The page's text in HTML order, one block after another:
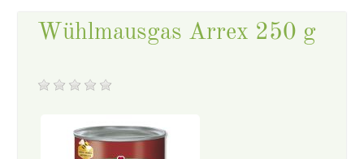
Wühlmausgas Arrex 250 g